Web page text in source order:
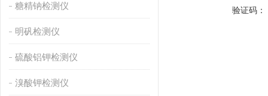
糖精钠检测仪
明矾检测仪
硫酸铝钾检测仪
溴酸钾检测仪
验证码：